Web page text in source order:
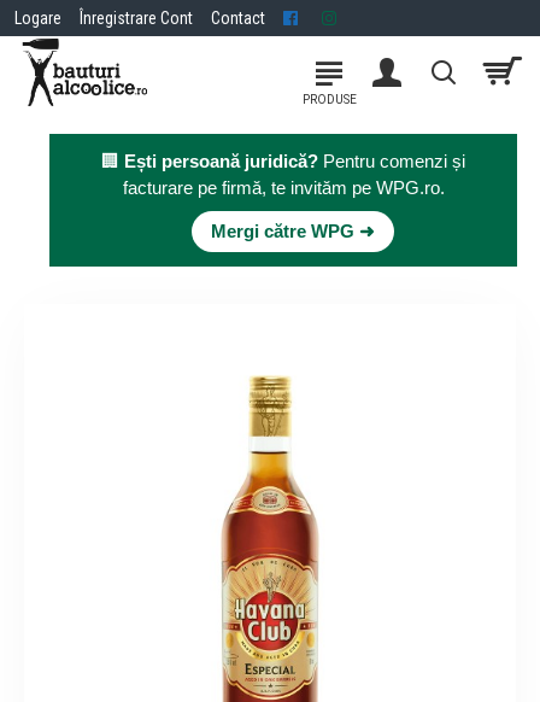
Logare Înregistrare Cont Contact
🏢 Ești persoană juridică? Pentru comenzi și
facturare pe firmă, te invităm pe WPG.ro.
Mergi către WPG ➜